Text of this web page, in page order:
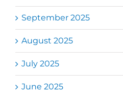
September 2025
August 2025
July 2025
June 2025